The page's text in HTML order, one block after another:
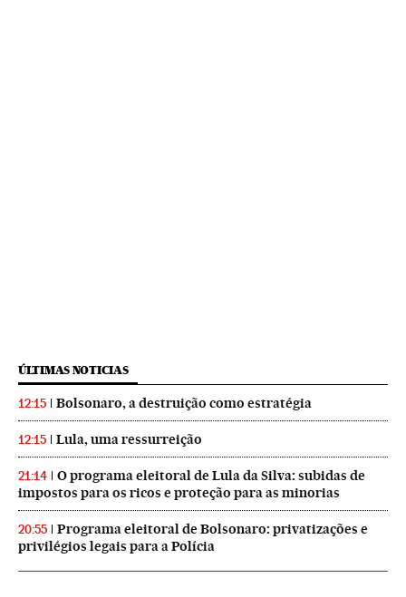
ÚLTIMAS NOTICIAS
12:15 Bolsonaro, a destruição como estratégia
12:15 Lula, uma ressurreição
21:14
O programa eleitoral de Lula da Silva: subidas de
impostos para os ricos e proteção para as minorias
20:55
Programa eleitoral de Bolsonaro: privatizações e
privilégios legais para a Polícia